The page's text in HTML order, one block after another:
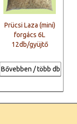
Prücsi Laza (mini)
forgács 6L
12db/gyüjtő
Bővebben / több db